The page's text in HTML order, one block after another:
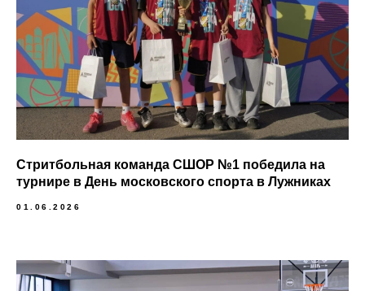
Стритбольная команда СШОР №1 победила на
турнире в День московского спорта в Лужниках
01.06.2026